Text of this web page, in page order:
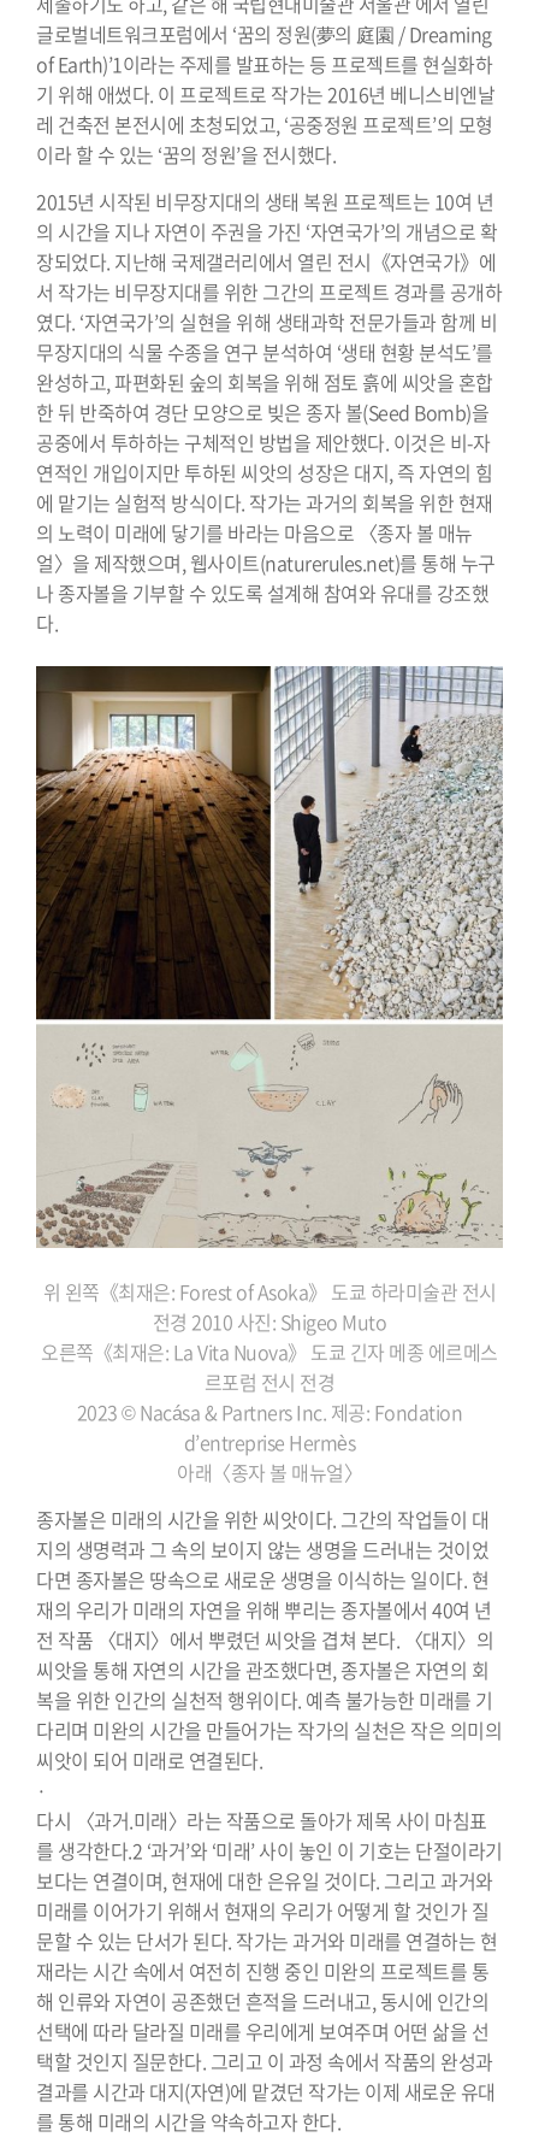
글로벌네트워크포럼에서 ‘꿈의 정원(夢의 庭園 / Dreaming
of Earth)’1이라는 주제를 발표하는 등 프로젝트를 현실화하
기 위해 애썼다. 이 프로젝트로 작가는 2016년 베니스비엔날
레 건축전 본전시에 초청되었고, ‘공중정원 프로젝트’의 모형
이라 할 수 있는 ‘꿈의 정원’을 전시했다.
2015년 시작된 비무장지대의 생태 복원 프로젝트는 10여 년
의 시간을 지나 자연이 주권을 가진 ‘자연국가’의 개념으로 확
장되었다. 지난해 국제갤러리에서 열린 전시《자연국가》에
서 작가는 비무장지대를 위한 그간의 프로젝트 경과를 공개하
였다. ‘자연국가’의 실현을 위해 생태과학 전문가들과 함께 비
무장지대의 식물 수종을 연구 분석하여 ‘생태 현황 분석도’를
완성하고, 파편화된 숲의 회복을 위해 점토 흙에 씨앗을 혼합
한 뒤 반죽하여 경단 모양으로 빚은 종자 볼(Seed Bomb)을
공중에서 투하하는 구체적인 방법을 제안했다. 이것은 비-자
연적인 개입이지만 투하된 씨앗의 성장은 대지, 즉 자연의 힘
에 맡기는 실험적 방식이다. 작가는 과거의 회복을 위한 현재
의 노력이 미래에 닿기를 바라는 마음으로 〈종자 볼 매뉴
얼〉을 제작했으며, 웹사이트(naturerules.net)를 통해 누구
나 종자볼을 기부할 수 있도록 설계해 참여와 유대를 강조했
다.
위 왼쪽《최재은: Forest of Asoka》 도쿄 하라미술관 전시
전경 2010 사진: Shigeo Muto
오른쪽《최재은: La Vita Nuova》 도쿄 긴자 메종 에르메스
르포럼 전시 전경
2023 © Nacása & Partners Inc. 제공: Fondation
d’entreprise Hermès
아래〈종자 볼 매뉴얼〉
종자볼은 미래의 시간을 위한 씨앗이다. 그간의 작업들이 대
지의 생명력과 그 속의 보이지 않는 생명을 드러내는 것이었
다면 종자볼은 땅속으로 새로운 생명을 이식하는 일이다. 현
재의 우리가 미래의 자연을 위해 뿌리는 종자볼에서 40여 년
전 작품 〈대지〉에서 뿌렸던 씨앗을 겹쳐 본다. 〈대지〉의
씨앗을 통해 자연의 시간을 관조했다면, 종자볼은 자연의 회
복을 위한 인간의 실천적 행위이다. 예측 불가능한 미래를 기
다리며 미완의 시간을 만들어가는 작가의 실천은 작은 의미의
씨앗이 되어 미래로 연결된다.
·
다시 〈과거.미래〉라는 작품으로 돌아가 제목 사이 마침표
를 생각한다.2 ‘과거’와 ‘미래’ 사이 놓인 이 기호는 단절이라기
보다는 연결이며, 현재에 대한 은유일 것이다. 그리고 과거와
미래를 이어가기 위해서 현재의 우리가 어떻게 할 것인가 질
문할 수 있는 단서가 된다. 작가는 과거와 미래를 연결하는 현
재라는 시간 속에서 여전히 진행 중인 미완의 프로젝트를 통
해 인류와 자연이 공존했던 흔적을 드러내고, 동시에 인간의
선택에 따라 달라질 미래를 우리에게 보여주며 어떤 삶을 선
택할 것인지 질문한다. 그리고 이 과정 속에서 작품의 완성과
결과를 시간과 대지(자연)에 맡겼던 작가는 이제 새로운 유대
를 통해 미래의 시간을 약속하고자 한다.